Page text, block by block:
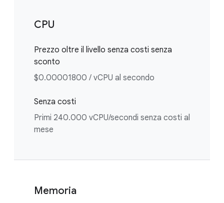
CPU
Prezzo oltre il livello senza costi senza
sconto
$0.00001800 / vCPU al secondo
Senza costi
Primi 240.000 vCPU/secondi senza costi al
mese
Memoria